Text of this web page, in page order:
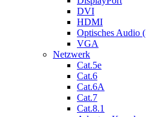
DVI
HDMI
Optisches Audio
VGA
Netzwerk
Cat.5e
Cat.6
Cat.6A
Cat.7
Cat.8.1